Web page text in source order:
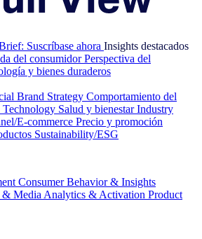
Suscríbase ahora Insights destacados
del consumidor Perspectiva del
y bienes duraderos
Brand Strategy Comportamiento del
Technology Salud y bienestar Industry
E-commerce Precio y promoción
Sustainability/ESG
Consumer Behavior & Insights
& Media Analytics & Activation Product